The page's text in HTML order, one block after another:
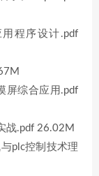
程序设计.pdf
屏综合应用.pdf
战.pdf 26.02M
plc控制技术理